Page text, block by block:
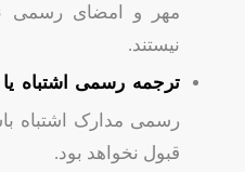
مهر و امضای رسمی
نیستند.
ترجمه رسمی اشتباه
رسمی مدارک اشتباه
قبول نخواهد بود.